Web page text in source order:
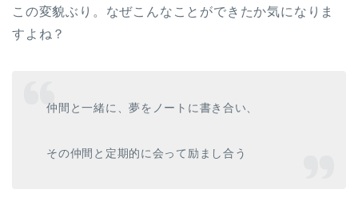
この変貌ぶり。なぜこんなことができたか気になりま
すよね？
仲間と一緒に、夢をノートに書き合い、
その仲間と定期的に会って励まし合う